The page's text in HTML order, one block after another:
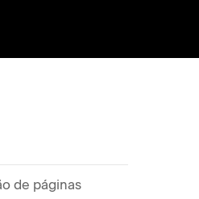
de páginas